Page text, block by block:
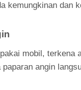
kemungkinan dan
mobil, terkena
angin